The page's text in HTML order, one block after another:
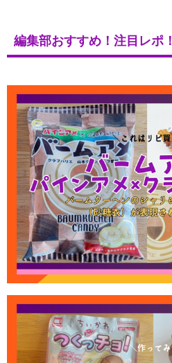
編集部おすすめ！注目レポ！